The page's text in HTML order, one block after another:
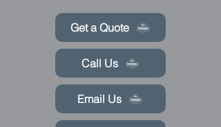
Get a Quote
Call Us
Email Us